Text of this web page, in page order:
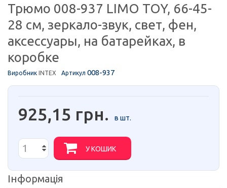
Трюмо 008-937 LIMO TOY, 66-45-
28 см, зеркало-звук, свет, фен,
аксессуары, на батарейках, в
коробке
Виробник INTEX Артикул 008-937
925,15 грн. в шт.
У КОШИК
Інформація